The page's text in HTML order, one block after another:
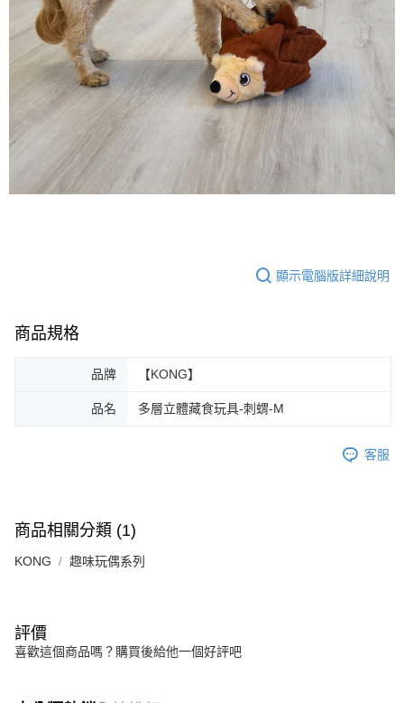
顯示電腦版詳細說明
商品規格
品牌 【KONG】
品名 多層立體藏食玩具-刺蝟-M
客服
商品相關分類 (1)
KONG 趣味玩偶系列
評價
喜歡這個商品嗎？購買後給他一個好評吧